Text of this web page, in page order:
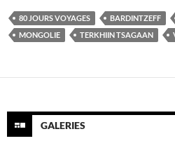
80 JOURS VOYAGES BARDINTZEFF
MONGOLIE
TERKHIIN TSAGAAN
GALERIES